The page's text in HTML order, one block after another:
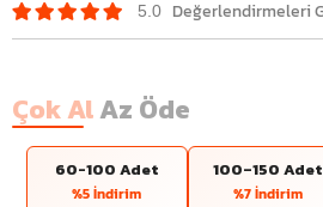
5.0
Çok AlAz Öde
60-100 Adet
%5 İndirim
100–150 Adet
%7 İndirim